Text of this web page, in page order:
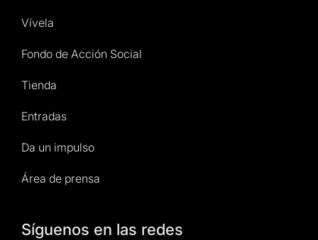
Vívela
Fondo de Acción Social
Tienda
Entradas
Da un impulso
Área de prensa
Síguenos en las redes